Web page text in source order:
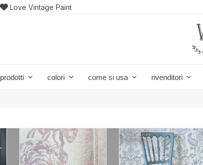
Love Vintage Paint
prodotti colori come si usa rivenditori